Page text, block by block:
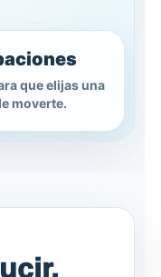
que elijas una
moverte.